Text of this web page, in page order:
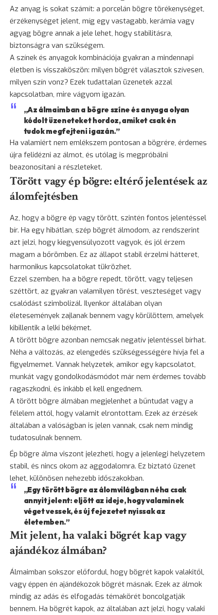
Az anyag is sokat számít: a porcelán bögre törékenységet,
érzékenységet jelent, míg egy vastagabb, kerámia vagy
agyag bögre annak a jele lehet, hogy stabilitásra,
biztonságra van szükségem.
A színek és anyagok kombinációja gyakran a mindennapi
életben is visszaköszön: milyen bögrét választok szívesen,
milyen szín vonz? Ezek tudattalan üzenetek azzal
kapcsolatban, mire vágyom igazán.
„Az álmaimban a bögre színe és anyaga olyan
kódolt üzeneteket hordoz, amiket csak én
tudok megfejteni igazán.”
Ha valamiért nem emlékszem pontosan a bögrére, érdemes
újra felidézni az álmot, és utólag is megpróbálni
beazonosítani a részleteket.
Törött vagy ép bögre: eltérő jelentések az
álomfejtésben
Az, hogy a bögre ép vagy törött, szintén fontos jelentéssel
bír. Ha egy hibátlan, szép bögrét álmodom, az rendszerint
azt jelzi, hogy kiegyensúlyozott vagyok, és jól érzem
magam a bőrömben. Ez az állapot stabil érzelmi hátteret,
harmonikus kapcsolatokat tükrözhet.
Ezzel szemben, ha a bögre repedt, törött, vagy teljesen
széttört, az gyakran valamilyen törést, veszteséget vagy
csalódást szimbolizál. Ilyenkor általában olyan
életesemények zajlanak bennem vagy körülöttem, amelyek
kibillentik a lelki békémet.
A törött bögre azonban nemcsak negatív jelentéssel bírhat.
Néha a változás, az elengedés szükségességére hívja fel a
figyelmemet. Vannak helyzetek, amikor egy kapcsolatot,
munkát vagy gondolkodásmódot már nem érdemes tovább
ragaszkodni, és inkább el kell engednem.
A törött bögre álmában megjelenhet a bűntudat vagy a
félelem attól, hogy valamit elrontottam. Ezek az érzések
általában a valóságban is jelen vannak, csak nem mindig
tudatosulnak bennem.
Ép bögre álma viszont jelezheti, hogy a jelenlegi helyzetem
stabil, és nincs okom az aggodalomra. Ez biztató üzenet
lehet, különösen nehezebb időszakokban.
„Egy törött bögre az álomvilágban néha csak
annyit jelent: eljött az ideje, hogy valaminek
véget vessek, és új fejezetet nyissak az
életemben.”
Mit jelent, ha valaki bögrét kap vagy
ajándékoz álmában?
Álmaimban sokszor előfordul, hogy bögrét kapok valakitől,
vagy éppen én ajándékozok bögrét másnak. Ezek az álmok
mindig az adás és elfogadás témakörét boncolgatják
bennem. Ha bögrét kapok, az általában azt jelzi, hogy valaki